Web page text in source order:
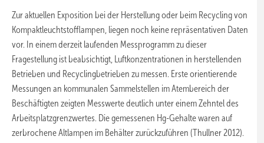
Zur aktuellen Exposition bei der Herstellung oder beim Recycling von
Kompaktleuchtstofflampen, liegen noch keine repräsentativen Daten
vor. In einem derzeit laufenden Messprogramm zu dieser
Fragestellung ist beabsichtigt, Luftkonzentrationen in herstellenden
Betrieben und Recyclingbetrieben zu messen. Erste orientierende
Messungen an kommunalen Sammelstellen im Atembereich der
Beschäftigten zeigten Messwerte deutlich unter einem Zehntel des
Arbeitsplatzgrenzwertes. Die gemessenen Hg-Gehalte waren auf
zerbrochene Altlampen im Behälter zurückzuführen (Thullner 2012).